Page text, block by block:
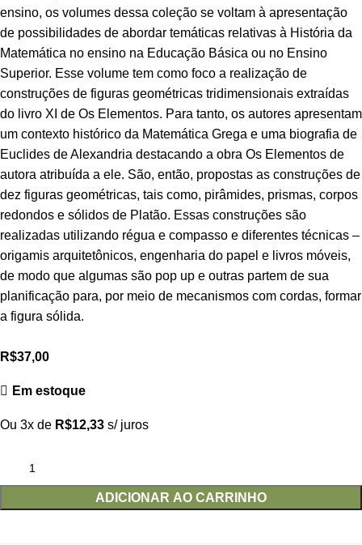
ensino, os volumes dessa coleção se voltam à apresentação
de possibilidades de abordar temáticas relativas à História da
Matemática no ensino na Educação Básica ou no Ensino
Superior. Esse volume tem como foco a realização de
construções de figuras geométricas tridimensionais extraídas
do livro XI de Os Elementos. Para tanto, os autores apresentam
um contexto histórico da Matemática Grega e uma biografia de
Euclides de Alexandria destacando a obra Os Elementos de
autora atribuída a ele. São, então, propostas as construções de
dez figuras geométricas, tais como, pirâmides, prismas, corpos
redondos e sólidos de Platão. Essas construções são
realizadas utilizando régua e compasso e diferentes técnicas –
origamis arquitetônicos, engenharia do papel e livros móveis,
de modo que algumas são pop up e outras partem de sua
planificação para, por meio de mecanismos com cordas, formar
a figura sólida.
R$37,00
Em estoque
Ou 3x de R$12,33 s/ juros
ADICIONAR AO CARRINHO